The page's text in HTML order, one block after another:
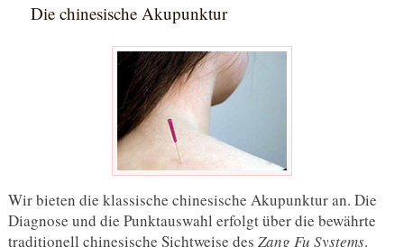
Die chinesische Akupunktur
Wir bieten die klassische chinesische Akupunktur an. Die
Diagnose und die Punktauswahl erfolgt über die bewährte
traditionell chinesische Sichtweise des Zang Fu Systems.